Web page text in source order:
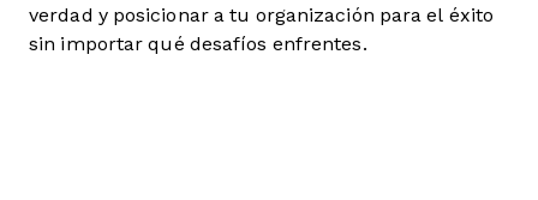
verdad y posicionar a tu organización para el éxito
sin importar qué desafíos enfrentes.